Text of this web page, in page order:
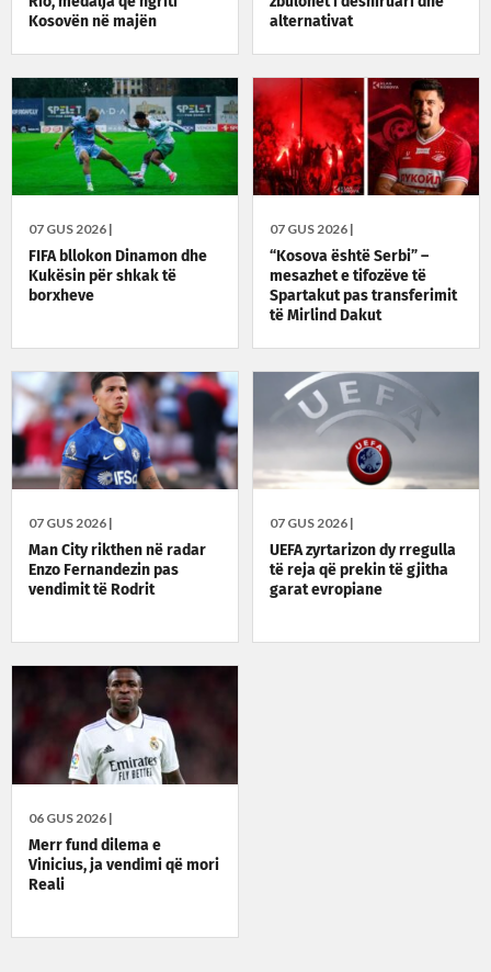
Kosovën në majën
alternativat
07 GUS 2026 |
FIFA bllokon Dinamon dhe
Kukësin për shkak të
borxheve
07 GUS 2026 |
“Kosova është Serbi” –
mesazhet e tifozëve të
Spartakut pas transferimit
të Mirlind Dakut
07 GUS 2026 |
Man City rikthen në radar
Enzo Fernandezin pas
vendimit të Rodrit
07 GUS 2026 |
UEFA zyrtarizon dy rregulla
të reja që prekin të gjitha
garat evropiane
06 GUS 2026 |
Merr fund dilema e
Vinicius, ja vendimi që mori
Reali